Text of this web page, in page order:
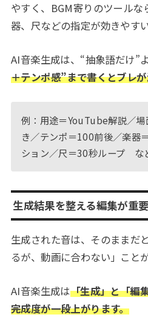
やすく、BGM寄りのツールな
器、尺などの指定が効きやす
AI音楽生成は、“抽象語だけ”
＋テンポ感”まで書くとブレ
例：用途＝YouTube解説／
き／テンポ＝100前後／楽器
ション／尺＝30秒ループ な
生成結果を整える編集が重
生成された音は、そのままだ
るが、動画に合わない」こと
AI音楽生成は「生成」と「編
完成度が一段上がります。